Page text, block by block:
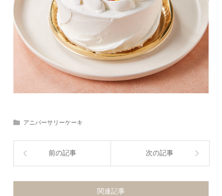
アニバーサリーケーキ
前の記事 次の記事
関連記事